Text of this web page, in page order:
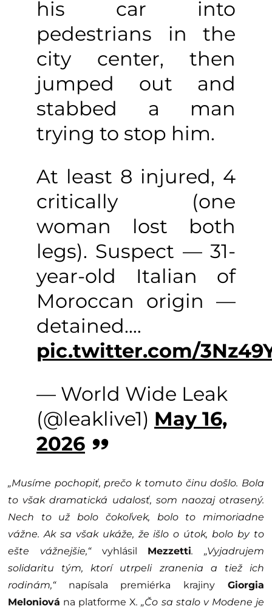
his car into
pedestrians in the
city center, then
jumped out and
stabbed a man
trying to stop him.
At least 8 injured, 4
critically (one
woman lost both
legs). Suspect — 31-
year-old Italian of
Moroccan origin —
detained.…
pic.twitter.com/
— World Wide Leak
(@leaklive1) May 16,
2026
„Musíme pochopiť, prečo k tomuto činu došlo. Bola
to však dramatická udalosť, som naozaj otrasený.
Nech to už bolo čokoľvek, bolo to mimoriadne
vážne. Ak sa však ukáže, že išlo o útok, bolo by to
ešte vážnejšie,“vyhlásil Mezzetti. „Vyjadrujem
solidaritu tým, ktorí utrpeli zranenia a tiež ich
rodinám,“napísala premiérka krajinyGiorgia
Meloniová na platforme X. „Čo sa stalo v Modene je